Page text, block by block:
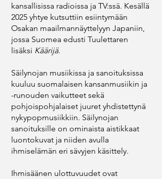
kansallisissa radioissa ja TV:ssä. Kesällä
2025 yhtye kutsuttiin esiintymään
Osakan maailmannäyttelyyn Japaniin,
jossa Suomea edusti Tuulettaren
lisäksi Käärijä.
Säilynojan musiikissa ja sanoituksissa
kuuluu suomalaisen kansanmusiikin ja
-runouden vaikutteet sekä
pohjoispohjalaiset juuret yhdistettynä
nykypopmusiikkiin. Säilynojan
sanoituksille on ominaista aistikkaat
luontokuvat ja niiden avulla
ihmiselämän eri sävyjen käsittely.
Ihmisäänen ulottuvuudet ovat